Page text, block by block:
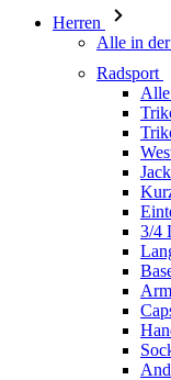
Herren
Alle in
Radsport
3/4